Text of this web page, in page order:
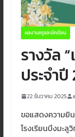
ผลงานครูและนักเรียน
รางวัล
ประจำปี
22 ธันวาคม 2025
ขอแสดงความยิ
โรงเรียนบึงมะลู